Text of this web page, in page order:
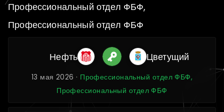
Профессиональный отдел ФБФ,
Профессиональный отдел ФБФ
Нефть Цветущий
13 мая 2026 · Профессиональный отдел ФБФ,
Профессиональный отдел ФБФ